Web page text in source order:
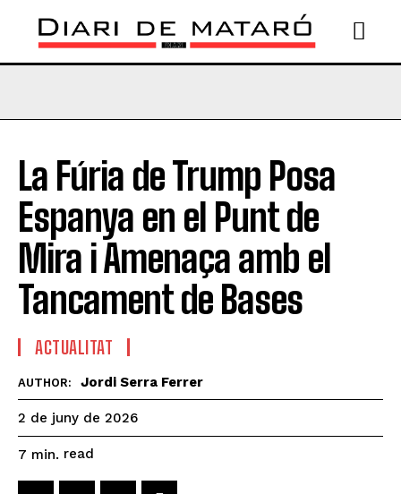
La Fúria de Trump Posa
Espanya en el Punt de
Mira i Amenaça amb el
Tancament de Bases
ACTUALITAT
AUTHOR: Jordi Serra Ferrer
2 de juny de 2026
7 min. read